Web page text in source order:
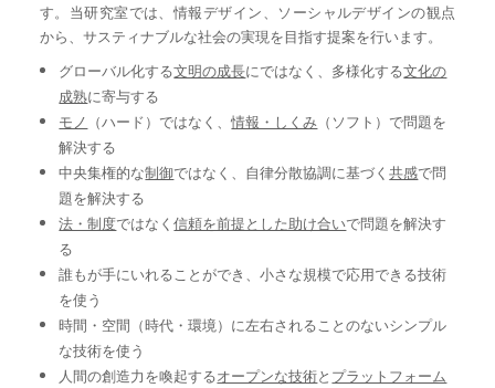
す。当研究室では、情報デザイン、ソーシャルデザインの観点
から、サスティナブルな社会の実現を目指す提案を行います。
グローバル化する文明の成長にではなく、多様化する文化の
成熟に寄与する
モノ （ハード）ではなく、情報・しくみ （ソフト）で問題を
解決する
中央集権的な制御ではなく、自律分散協調に基づく共感で問
題を解決する
法・制度ではなく信頼を前提とした助け合いで問題を解決す
る
誰もが手にいれることができ、小さな規模で応用できる技術
を使う
時間・空間（時代・環境）に左右されることのないシンプル
な技術を使う
人間の創造力を喚起するオープンな技術と プラットフォーム